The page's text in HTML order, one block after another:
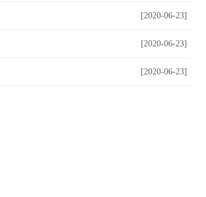
[2020-06-23]
[2020-06-23]
[2020-06-23]